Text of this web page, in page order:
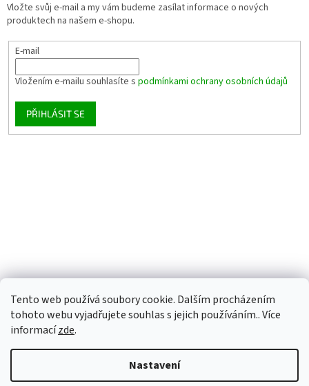
Tento web používá soubory cookie. Dalším procházením
tohoto webu vyjadřujete souhlas s jejich používáním.. Více
informacízde.
Nastavení
Vložte svůj e-mail a my vám budeme zasílat informace o nových
produktech na našem e-shopu.
E-mail
Vložením e-mailu souhlasíte s podmínkami ochrany osobních údajů
PŘIHLÁSIT SE
Vytvořil Shoptet